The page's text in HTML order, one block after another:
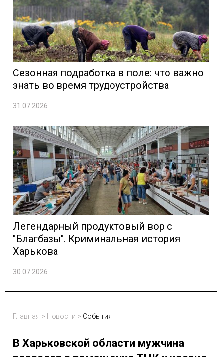
Сезонная подработка в поле: что важно
знать во время трудоустройства
31.07.2026
Легендарный продуктовый вор с
"Благбазы". Криминальная история
Харькова
30.07.2026
Главная > Новости > События
В Харьковской области мужчина